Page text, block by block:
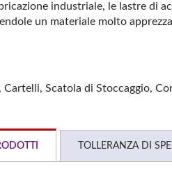
industriale, le lastre di
un materiale molto
Cartelli, Scatola di Stoccaggio,
TOLLERANZA DI